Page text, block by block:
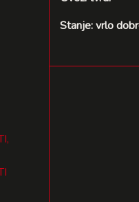
Stanje: vrlo